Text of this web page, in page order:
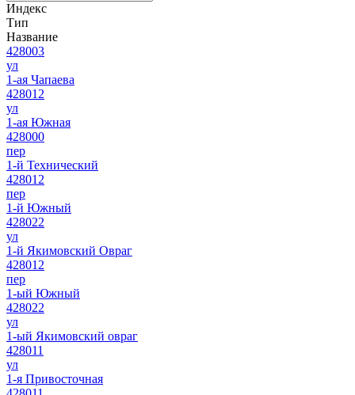
Индекс
Тип
Название
428003
ул
1-ая Чапаева
428012
ул
1-ая Южная
428000
пер
1-й Технический
428012
пер
1-й Южный
428022
ул
1-й Якимовский Овраг
428012
пер
1-ый Южный
428022
ул
1-ый Якимовский овраг
428011
ул
1-я Привосточная